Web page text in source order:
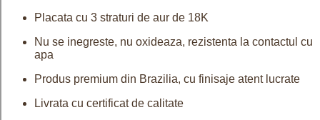
Placata cu 3 straturi de aur de 18K
Nu se inegreste, nu oxideaza, rezistenta la contactul cu
apa
Produs premium din Brazilia, cu finisaje atent lucrate
Livrata cu certificat de calitate